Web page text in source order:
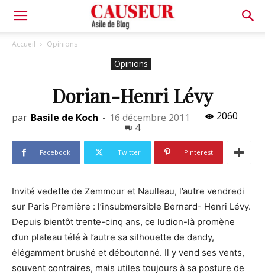
Asile
Blog
Accueil Opinions
Opinions
Dorian-Henri Lévy
par Basile de Koch - 16 décembre 2011
2060
4
Facebook Twitter Pinterest
Invité vedette de Zemmour et Naulleau, l’autre vendredi
sur Paris Première : l’insubmersible Bernard- Henri Lévy.
Depuis bientôt trente-cinq ans, ce ludion-là promène
d’un plateau télé à l’autre sa silhouette de dandy,
élégamment brushé et déboutonné. Il y vend ses vents,
souvent contraires, mais utiles toujours à sa posture de